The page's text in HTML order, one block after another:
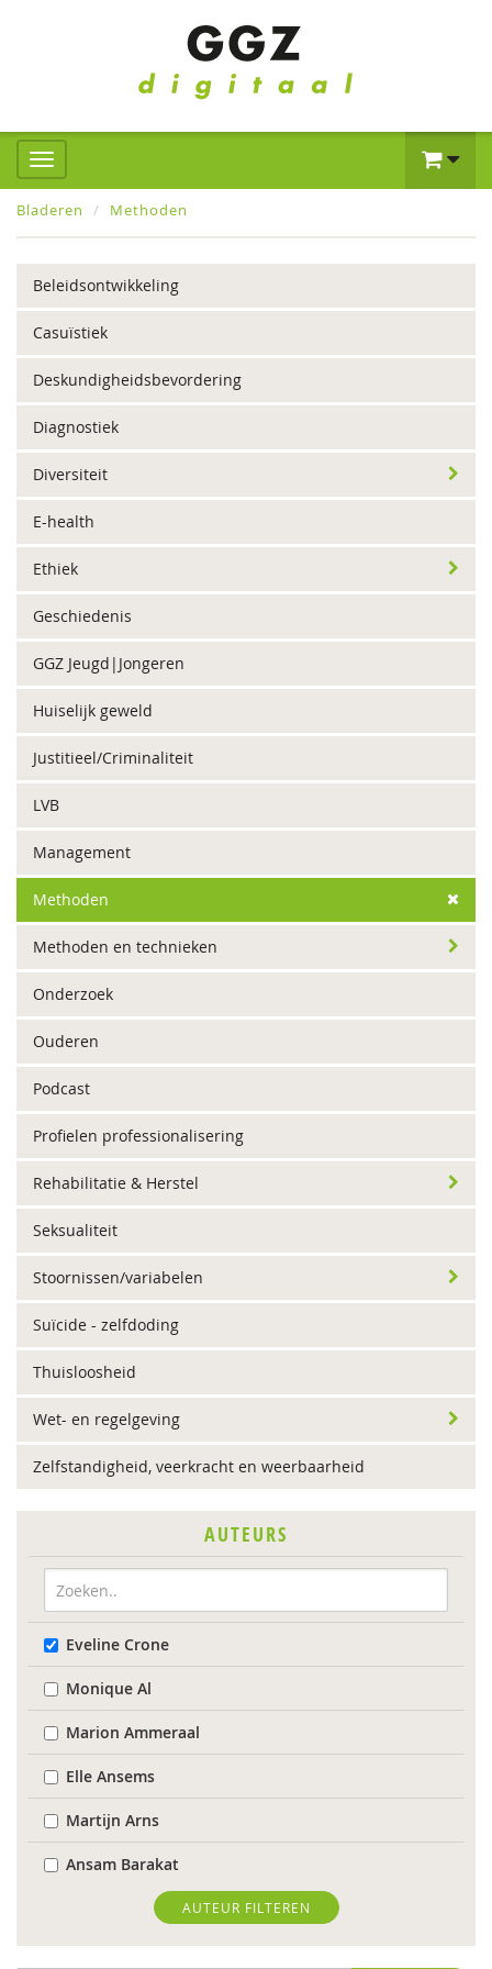
Bladeren Methoden
Beleidsontwikkeling
Casuïstiek
Deskundigheidsbevordering
Diagnostiek
Diversiteit
E-health
Ethiek
Geschiedenis
GGZ Jeugd|Jongeren
Huiselijk geweld
Justitieel/Criminaliteit
LVB
Management
Methoden
Methoden en technieken
Onderzoek
Ouderen
Podcast
Profielen professionalisering
Rehabilitatie & Herstel
Seksualiteit
Stoornissen/variabelen
Suïcide - zelfdoding
Thuisloosheid
Wet- en regelgeving
Zelfstandigheid, veerkracht en weerbaarheid
AUTEURS
Eveline Crone
Monique Al
Marion Ammeraal
Elle Ansems
Martijn Arns
Ansam Barakat
Jessy Berkvens
Arjan Bolt
AUTEUR FILTEREN